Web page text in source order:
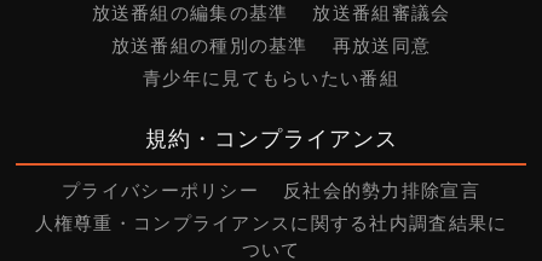
放送番組の編集の基準
放送番組審議会
放送番組の種別の基準
再放送同意
青少年に見てもらいたい番組
規約・コンプライアンス
プライバシーポリシー
反社会的勢力排除宣言
人権尊重・コンプライアンスに関する社内調査結果に
ついて